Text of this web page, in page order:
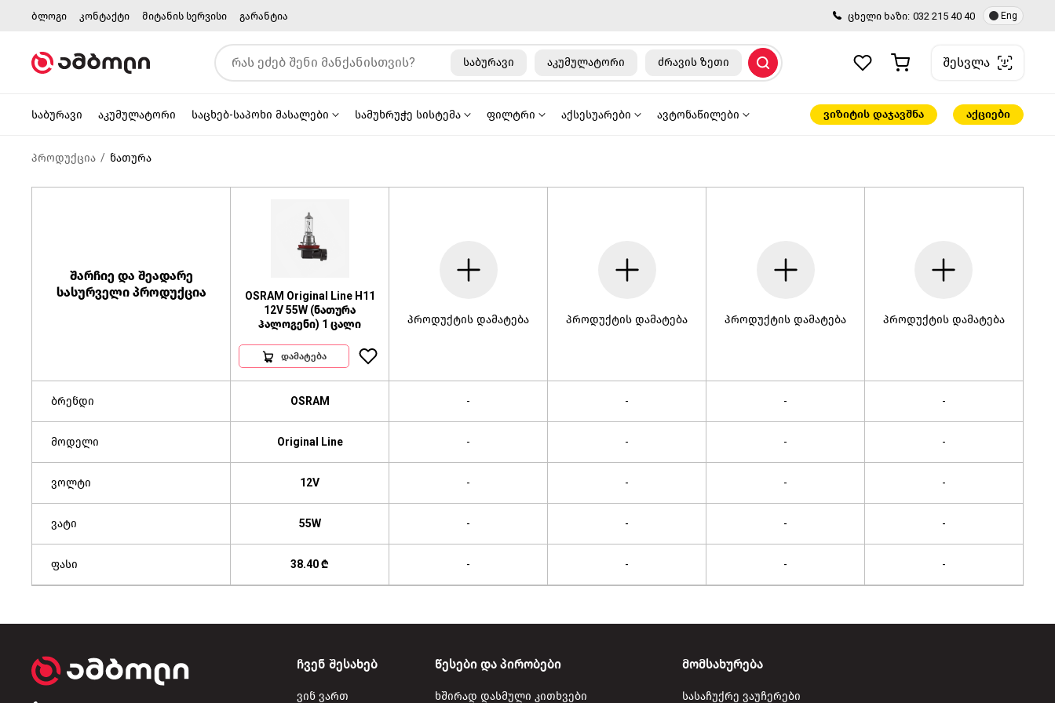
ბლოგი კონტაქტი მიტანის სერვისი გარანტია ცხელი ხაზი: 032 215 40 40 Eng
საბურავი აკუმულატორი ძრავის ზეთი შესვლა
საბურავი აკუმულატორი საცხებ-საპოხი მასალები სამუხრუჭე სისტემა ფილტრი აქსესუარები ავტონაწილები ვიზიტის დაჯავშნა აქციები
პროდუქცია ნათურა
შარჩიე და შეადარე
სასურველი პროდუქცია
OSRAM Original Line H11
12V 55W (ნათურა
ჰალოგენი) 1 ცალი
დამატება
პროდუქტის დამატება პროდუქტის დამატება პროდუქტის დამატება პროდუქტის დამატება
ბრენდი OSRAM - - - -
მოდელი Original Line - - - -
ვოლტი 12V - - - -
ვატი 55W - - - -
ფასი 38.40 ₾ - - - -
ჩვენ შესახებ
ვინ ვართ
წესები და პირობები
ხშირად დასმული კითხვები
მომსახურება
სასაჩუქრე ვაუჩერები